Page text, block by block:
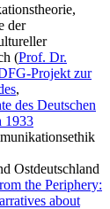
der
(Prof. Dr.
Projekt zur
,
des Deutschen
1933
Ostdeutschland
the Periphery:
about